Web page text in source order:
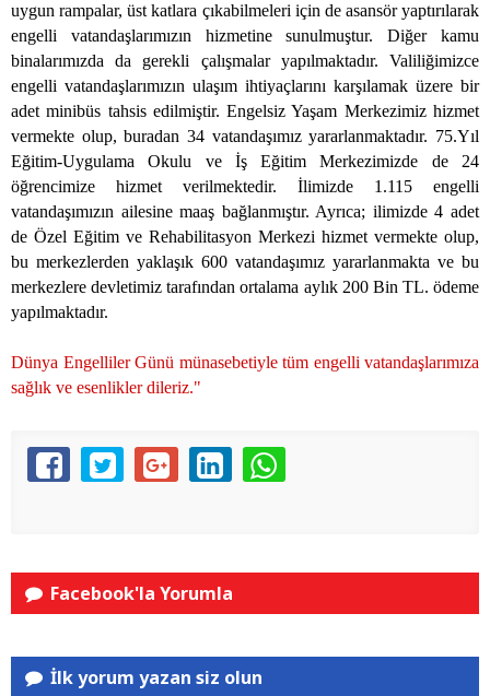
uygun rampalar, üst katlara çıkabilmeleri için de asansör yaptırılarak
engelli vatandaşlarımızın hizmetine sunulmuştur. Diğer kamu
binalarımızda da gerekli çalışmalar yapılmaktadır. Valiliğimizce
engelli vatandaşlarımızın ulaşım ihtiyaçlarını karşılamak üzere bir
adet minibüs tahsis edilmiştir. Engelsiz Yaşam Merkezimiz hizmet
vermekte olup, buradan 34 vatandaşımız yararlanmaktadır. 75.Yıl
Eğitim-Uygulama Okulu ve İş Eğitim Merkezimizde de 24
öğrencimize hizmet verilmektedir. İlimizde 1.115 engelli
vatandaşımızın ailesine maaş bağlanmıştır. Ayrıca; ilimizde 4 adet
de Özel Eğitim ve Rehabilitasyon Merkezi hizmet vermekte olup,
bu merkezlerden yaklaşık 600 vatandaşımız yararlanmakta ve bu
merkezlere devletimiz tarafından ortalama aylık 200 Bin TL. ödeme
yapılmaktadır.
Dünya Engelliler Günü münasebetiyle tüm engelli vatandaşlarımıza
sağlık ve esenlikler dileriz."
Facebook'la Yorumla
İlk yorum yazan siz olun